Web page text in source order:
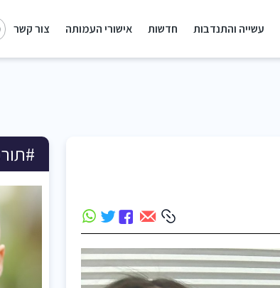
עשייה והתנדבות חדשות אישורי העמותה צור קשר